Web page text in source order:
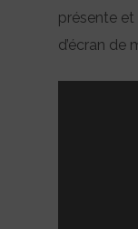
présente
d’écran de